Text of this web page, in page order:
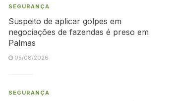
SEGURANÇA
Suspeito de aplicar golpes em
negociações de fazendas é preso em
Palmas
05/08/2026
SEGURANÇA